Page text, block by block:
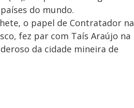
do mundo.
o papel de Contratador na
fez par com Taís Araújo na
da cidade mineira de